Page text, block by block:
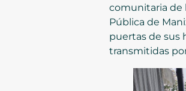
comunitaria de
Pública de
puertas de sus
transmitidas